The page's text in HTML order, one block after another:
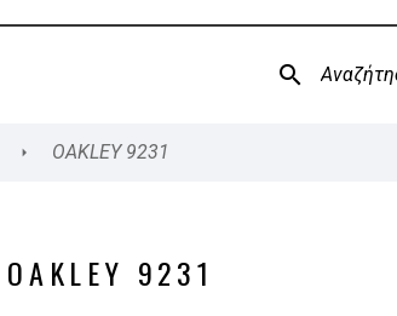
OAKLEY 9231
OAKLEY 9231